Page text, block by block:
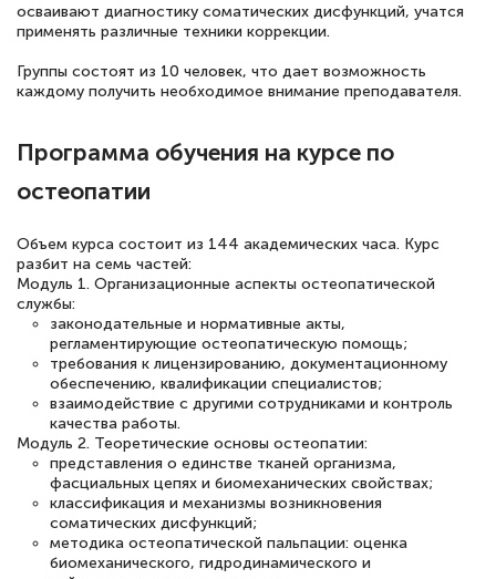
11 марта 2026
Всем добрый день! Я прошла курс
повышени каалификации по
специальности «Тренер-преподаватель
подчеркуть, что при обращении
оперативно связались со мной
интересующие вопросы и в течении
двух…
Светлана К
Знаток города 7 уровня
10 марта 2026
Оставила заявку на обучение онлайн, мне
быстро ответили, разъяснили все детали.
Обучение понравилось: огромное
осваивают диагностику соматических дисфункций, учатся
применять различные техники коррекции.
Группы состоят из 10 человек, что дает возможность
каждому получить необходимое внимание преподавателя.
Программа обучения на курсе по
остеопатии
Объем курса состоит из 144 академических часа. Курс
разбит на семь частей:
Модуль 1. Организационные аспекты остеопатической
службы:
законодательные и нормативные акты,
регламентирующие остеопатическую помощь;
требования к лицензированию, документационному
обеспечению, квалификации специалистов;
взаимодействие с другими сотрудниками и контроль
качества работы.
Модуль 2. Теоретические основы остеопатии:
представления о единстве тканей организма,
фасциальных цепях и биомеханических свойствах;
классификация и механизмы возникновения
соматических дисфункций;
методика остеопатической пальпации: оценка
биомеханического, гидродинамического и